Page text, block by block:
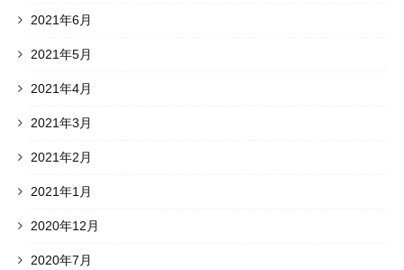
2021年6月
2021年5月
2021年4月
2021年3月
2021年2月
2021年1月
2020年12月
2020年7月